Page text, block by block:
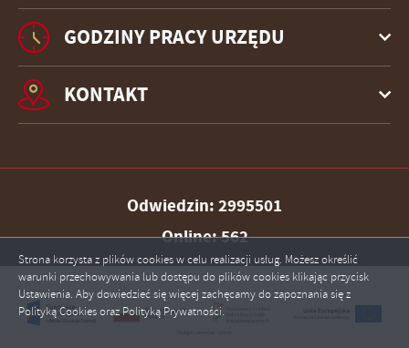
GODZINY PRACY URZĘDU
KONTAKT
Odwiedzin: 2995501
Online: 562
Strona korzysta z plików cookies w celu realizacji usług. Możesz określić
warunki przechowywania lub dostępu do plików cookies klikając przycisk
Ustawienia. Aby dowiedzieć się więcej zachęcamy do zapoznania się z
Polityką Cookies oraz Polityką Prywatności.